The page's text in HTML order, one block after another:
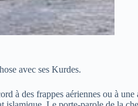
avec ses Kurdes.
à des frappes aériennes ou à une